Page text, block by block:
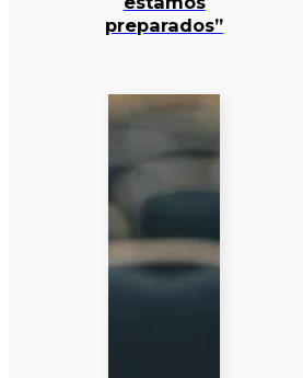
preparados”